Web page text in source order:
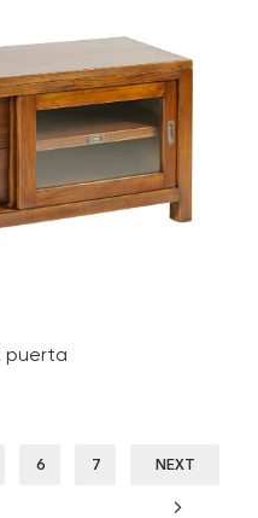
puerta
6 7 NEXT